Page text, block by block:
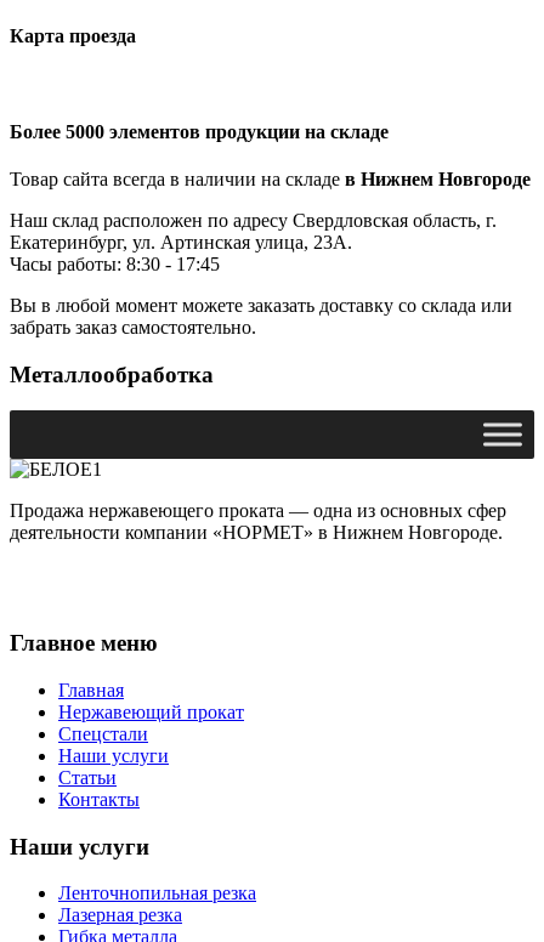
Карта проезда
Более 5000 элементов продукции на складе
Товар сайта всегда в наличии на складе в Нижнем Новгороде
Наш склад расположен по адресу Свердловская область, г.
Екатеринбург, ул. Артинская улица, 23А.
Часы работы: 8:30 - 17:45
Вы в любой момент можете заказать доставку со склада или
забрать заказ самостоятельно.
Металлообработка
Продажа нержавеющего проката — одна из основных сфер
деятельности компании «НОРМЕТ» в Нижнем Новгороде.
Главное меню
Главная
Нержавеющий прокат
Спецстали
Наши услуги
Статьи
Контакты
Наши услуги
Ленточнопильная резка
Лазерная резка
Гибка металла